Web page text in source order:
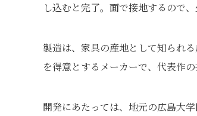
し込むと完了。面で接地するので
製造は、家具の産地として知られ
を得意とするメーカーで、代表作
開発にあたっては、地元の広島大